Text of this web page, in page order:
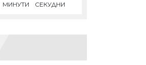
МИНУТИ СЕКУДНИ